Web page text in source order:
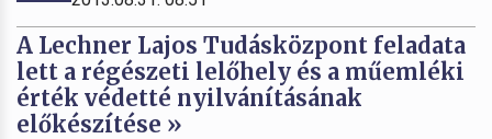
A Lechner Lajos Tudásközpont feladata
lett a régészeti lelőhely és a műemléki
érték védetté nyilvánításának
előkészítése »